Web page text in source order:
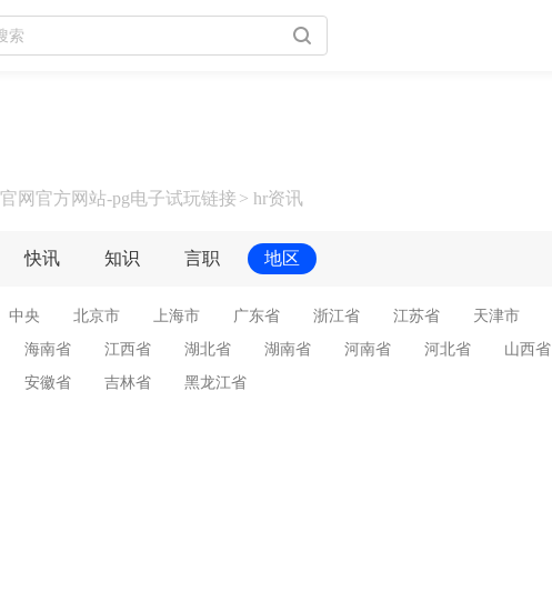
解读-pg电子游戏官网官方网站
网官方网站-pg电子试玩链接 hr资讯
快讯 知识 言职 地区
中央 北京市 上海市 广东省 浙江省 江苏省 天津市
海南省 江西省 湖北省 湖南省 河南省 河北省 山西省
安徽省 吉林省 黑龙江省